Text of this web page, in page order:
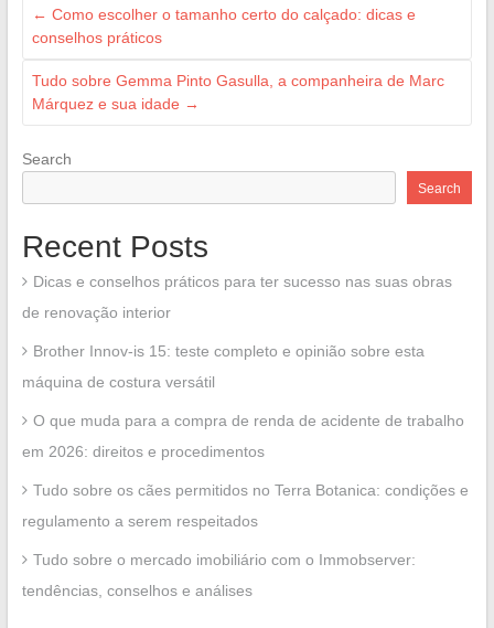
← Como escolher o tamanho certo do calçado: dicas e
conselhos práticos
Tudo sobre Gemma Pinto Gasulla, a companheira de Marc
Márquez e sua idade →
Search
Search
Recent Posts
Dicas e conselhos práticos para ter sucesso nas suas obras
de renovação interior
Brother Innov-is 15: teste completo e opinião sobre esta
máquina de costura versátil
O que muda para a compra de renda de acidente de trabalho
em 2026: direitos e procedimentos
Tudo sobre os cães permitidos no Terra Botanica: condições e
regulamento a serem respeitados
Tudo sobre o mercado imobiliário com o Immobserver:
tendências, conselhos e análises